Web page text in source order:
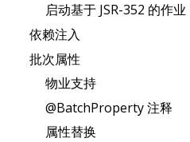
启动基于 JSR-352 的作业
依赖注入
批次属性
物业支持
@BatchProperty 注释
属性替换